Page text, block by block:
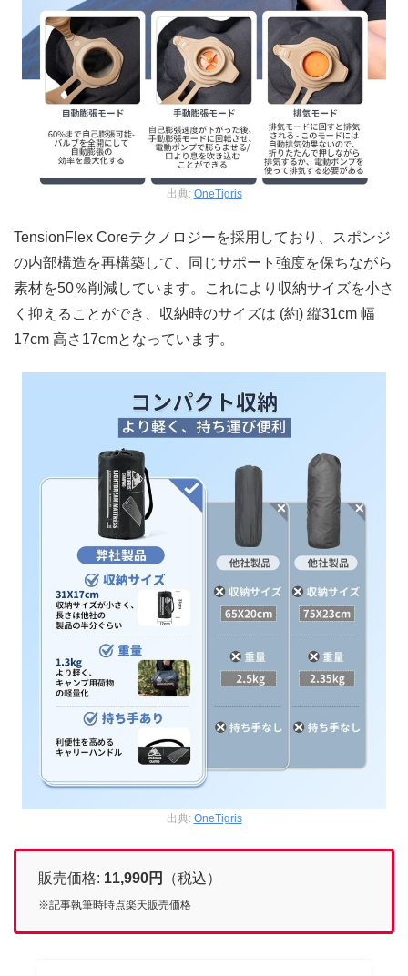
出典: OneTigris
TensionFlex Coreテクノロジーを採用しており、スポンジ
の内部構造を再構築して、同じサポート強度を保ちながら
素材を50％削減しています。これにより収納サイズを小さ
く抑えることができ、収納時のサイズは (約) 縦31cm 幅
17cm 高さ17cmとなっています。
出典: OneTigris
販売価格: 11,990円 （税込）
※記事執筆時時点楽天販売価格